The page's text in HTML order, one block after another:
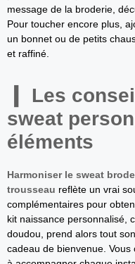
message de la broderie,
Pour toucher encore plus,
un bonnet ou de petits
et raffiné.
Les
sweat
éléments
Harmoniser le sweat
trousseau reflète un vrai
complémentaires pour
kit naissance personnalisé,
doudou, prend alors tout
cadeau de bienvenue.